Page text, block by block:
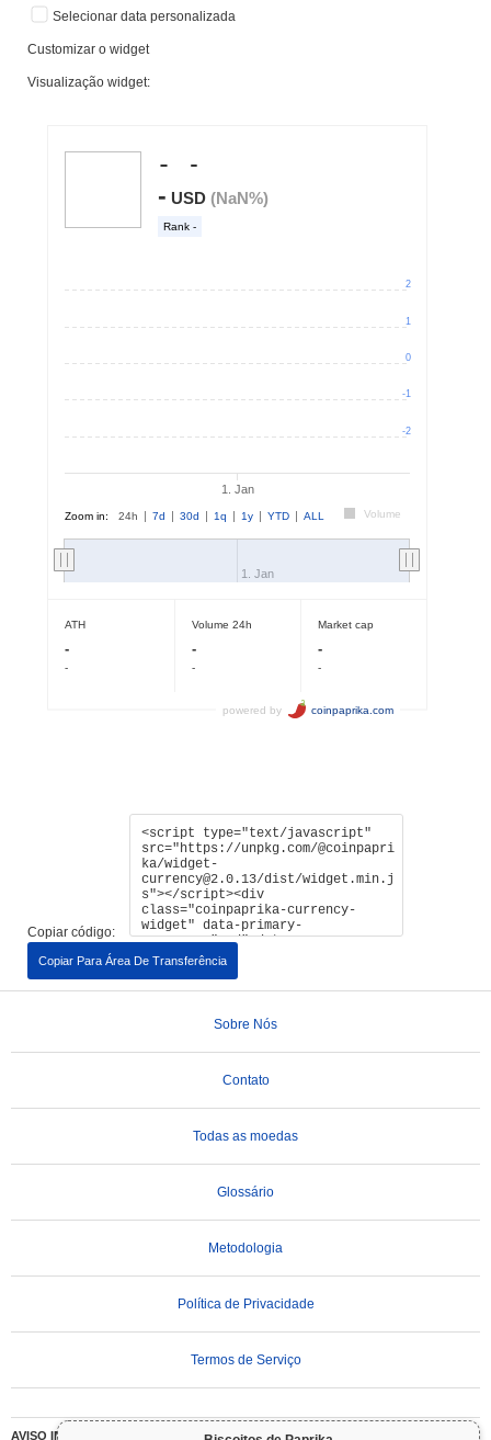
Selecionar data personalizada
Customizar o widget
Visualização widget:
Copiar código:
Copiar Para Área De Transferência
Sobre Nós
Contato
Todas as moedas
Glossário
Metodologia
Política de Privacidade
Termos de Serviço
AVISO IMPORTANTE: As criptomoedas são altamente voláteis e envolvem riscos